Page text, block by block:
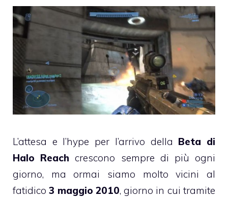
L’attesa e l’hype per l’arrivo della Beta di
Halo Reach crescono sempre di più ogni
giorno, ma ormai siamo molto vicini al
fatidico3 maggio 2010, giorno in cui tramite